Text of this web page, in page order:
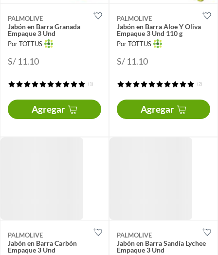
PALMOLIVE
Jabón en Barra Granada
Empaque 3 Und
Por TOTTUS
S/ 11.10
(1)
Agregar
PALMOLIVE
Jabón en Barra Aloe Y Oliva
Empaque 3 Und 110 g
Por TOTTUS
S/ 11.10
(2)
Agregar
PALMOLIVE
Jabón en Barra Carbón
Empaque 3 Und
PALMOLIVE
Jabón en Barra Sandía Lychee
Empaque 3 Und